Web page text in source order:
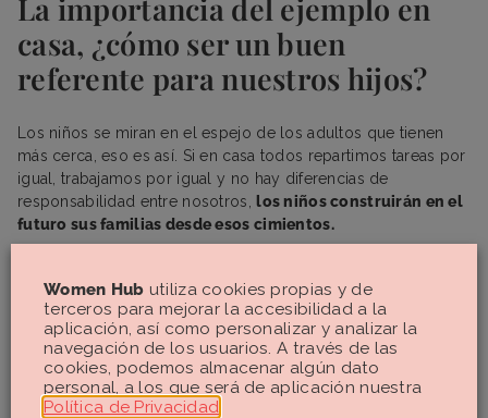
La importancia del ejemplo en
casa, ¿cómo ser un buen
referente para nuestros hijos?
Los niños se miran en el espejo de los adultos que tienen
más cerca, eso es así. Si en casa todos repartimos tareas por
igual, trabajamos por igual y no hay diferencias de
responsabilidad entre nosotros,
los niños construirán en el
futuro sus familias desde esos cimientos.
Women Hub utiliza cookies propias y de
terceros para mejorar la accesibilidad a la
aplicación, así como personalizar y analizar la
navegación de los usuarios. A través de las
cookies, podemos almacenar algún dato
personal, a los que será de aplicación nuestra
Política de Privacidad